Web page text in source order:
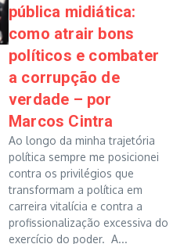
pública midiática:
como atrair bons
políticos e combater
a corrupção de
verdade – por
Marcos Cintra
Ao longo da minha trajetória
política sempre me posicionei
contra os privilégios que
transformam a política em
carreira vitalícia e contra a
profissionalização excessiva do
exercício do poder. A...